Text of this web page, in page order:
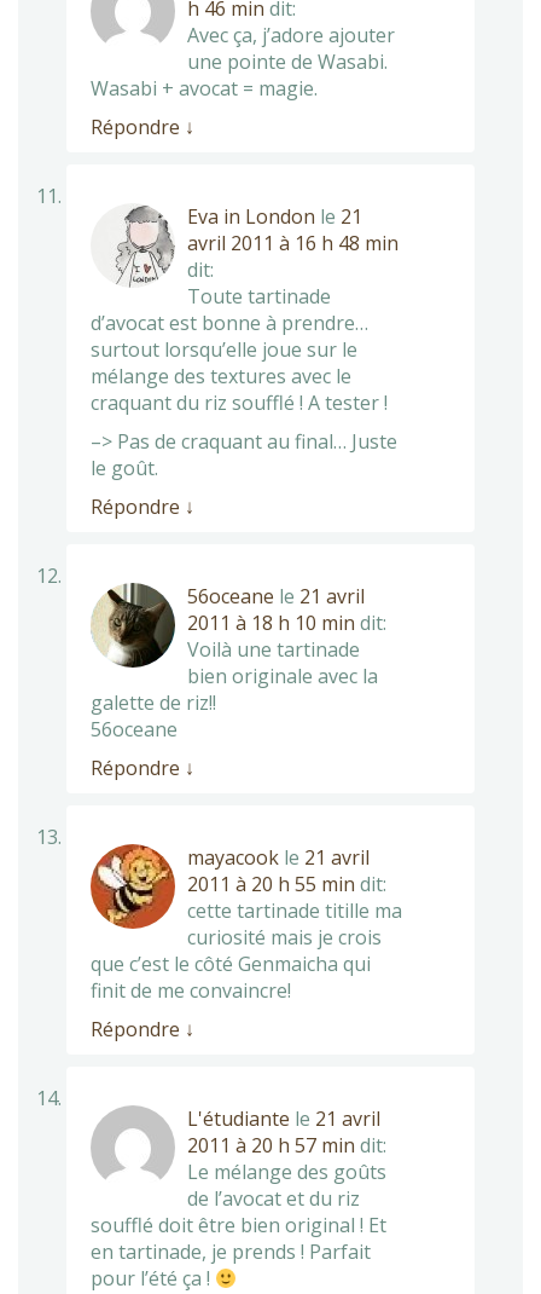
h 46 min dit:
Avec ça, j’adore ajouter
une pointe de Wasabi.
Wasabi + avocat = magie.
Répondre ↓
Eva in London le 21
avril 2011 à 16 h 48 min
dit:
Toute tartinade
d’avocat est bonne à prendre…
surtout lorsqu’elle joue sur le
mélange des textures avec le
craquant du riz soufflé ! A tester !
–> Pas de craquant au final… Juste
le goût.
Répondre ↓
56oceane le 21 avril
2011 à 18 h 10 min dit:
Voilà une tartinade
bien originale avec la
galette de riz!!
56oceane
Répondre ↓
mayacook le 21 avril
2011 à 20 h 55 min dit:
cette tartinade titille ma
curiosité mais je crois
que c’est le côté Genmaicha qui
finit de me convaincre!
Répondre ↓
L'étudiante le 21 avril
2011 à 20 h 57 min dit:
Le mélange des goûts
de l’avocat et du riz
soufflé doit être bien original ! Et
en tartinade, je prends ! Parfait
pour l’été ça !